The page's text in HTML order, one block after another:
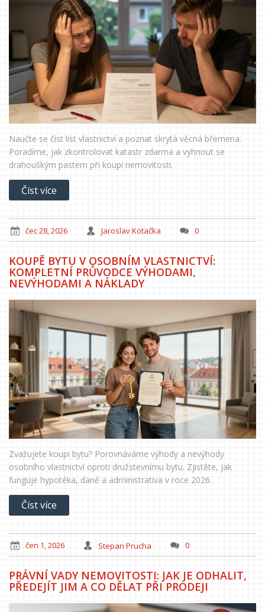
Naučte se číst list vlastnictví a poznat skrytá věcná břemena.
Poradíme, jak zkontrolovat katastr zdarma a vyhnout se
drahouškým pastem při koupi nemovitosti.
Číst více
čec 28, 2026 Jaroslav Kotačka 0
KOUPĚ BYTU V OSOBNÍM VLASTNICTVÍ:
KOMPLETNÍ PRŮVODCE VÝHODAMI,
NEVÝHODAMI A NÁKLADY
Zvažujete koupi bytu? Porovnáváme výhody a nevýhody
osobního vlastnictví oproti družstevnímu bytu. Zjistěte, jak
funguje hypotéka, daně a administrativa v roce 2026.
Číst více
čen 1, 2026 Stepan Prucha 0
PRÁVNÍ VADY NEMOVITOSTI: JAK JE ODHALIT,
PŘEDEJÍT JIM A CO DĚLAT PŘI PRODEJI